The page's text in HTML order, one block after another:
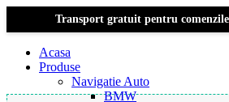
Transport gratuit pentru
Acasa
Produse
Navigatie Auto
BMW